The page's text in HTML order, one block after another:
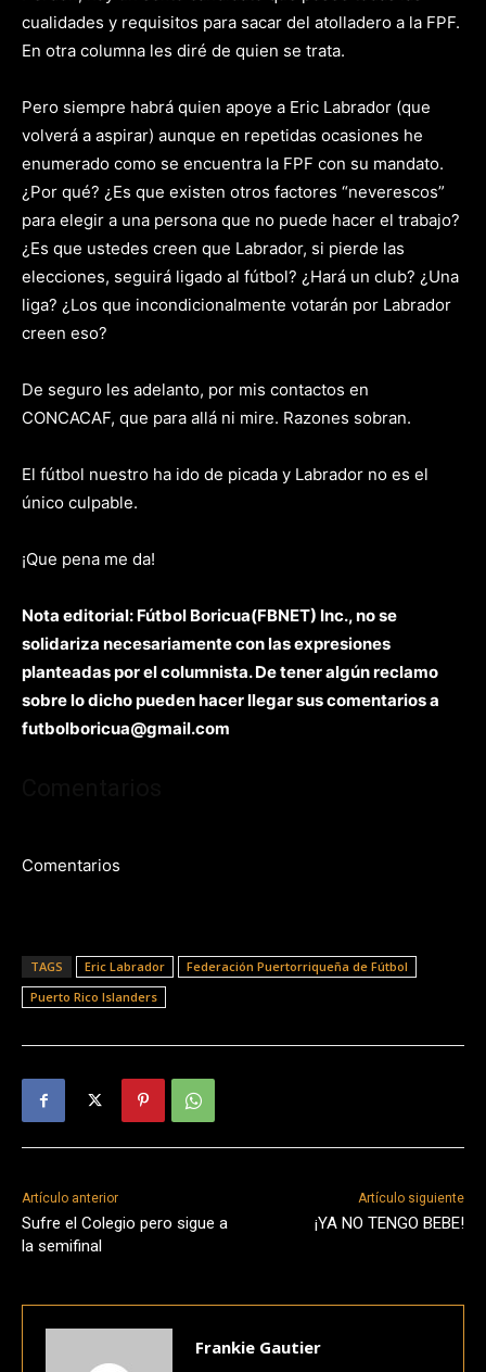
cualidades y requisitos para sacar del atolladero a la FPF.
En otra columna les diré de quien se trata.
Pero siempre habrá quien apoye a Eric Labrador (que
volverá a aspirar) aunque en repetidas ocasiones he
enumerado como se encuentra la FPF con su mandato.
¿Por qué? ¿Es que existen otros factores “neverescos”
para elegir a una persona que no puede hacer el trabajo?
¿Es que ustedes creen que Labrador, si pierde las
elecciones, seguirá ligado al fútbol? ¿Hará un club? ¿Una
liga? ¿Los que incondicionalmente votarán por Labrador
creen eso?
De seguro les adelanto, por mis contactos en
CONCACAF, que para allá ni mire. Razones sobran.
El fútbol nuestro ha ido de picada y Labrador no es el
único culpable.
¡Que pena me da!
Nota editorial: Fútbol Boricua(FBNET) Inc., no se
solidariza necesariamente con las expresiones
planteadas por el columnista. De tener algún reclamo
sobre lo dicho pueden hacer llegar sus comentarios a
futbolboricua@gmail.com
Comentarios
TAGS Eric Labrador
Federación Puertorriqueña de Fútbol
Puerto Rico Islanders
Artículo anterior
Sufre el Colegio pero sigue a
la semifinal
Artículo siguiente
¡YA NO TENGO BEBE!
Frankie Gautier